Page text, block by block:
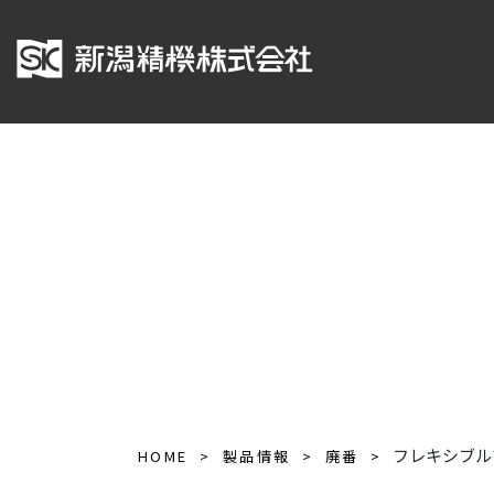
HOME 製品情報 廃番 フレキシブ